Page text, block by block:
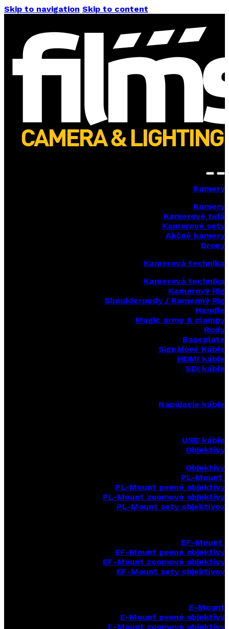
Skip to navigation Skip to content
Kamery
Kamery
Kamerové telá
Kamerové sety
Akčné kamery
Drony
Kamerová technika
Kamerová technika
Kamerový Rig
Shoulderpady / Ramenný Rig
Handle
Magic army & clampy
Rody
Baseplate
Signálové Káble
HDMI káble
SDI káble
Napájacie káble
USB káble
Objektívy
Objektívy
PL-Mount
PL-Mount pevné objektívy
PL-Mount zoomové objektívy
PL-Mount sety objektívov
EF-Mount
EF-Mount pevné objektívy
EF-Mount zoomové objektívy
EF-Mount sety objektívov
E-Mount
E-Mount pevné objektívy
E-Mount zoomové objektívy